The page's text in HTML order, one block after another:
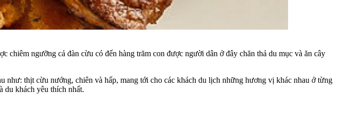
ngưỡng cả đàn cừu có đến hàng trăm con được người dân ở đây chăn thả du mục và ăn cây
thịt cừu nướng, chiên và hấp, mang tới cho các khách du lịch những hương vị khác nhau ở từng
du khách yêu thích nhất.